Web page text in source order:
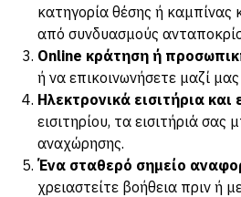
κατηγορία θέσης ή
από συνδυασμούς
Online κράτηση ή
ή να επικοινωνήσετε μαζί
Ηλεκτρονικά εισιτήρια
εισιτηρίου, τα εισιτήριά
αναχώρησης.
Ένα σταθερό σημείο
χρειαστείτε βοήθεια πριν ή